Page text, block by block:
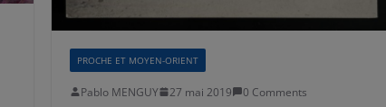
PROCHE ET MOYEN-ORIENT
Pablo MENGUY 27 mai 2019 0 Comments